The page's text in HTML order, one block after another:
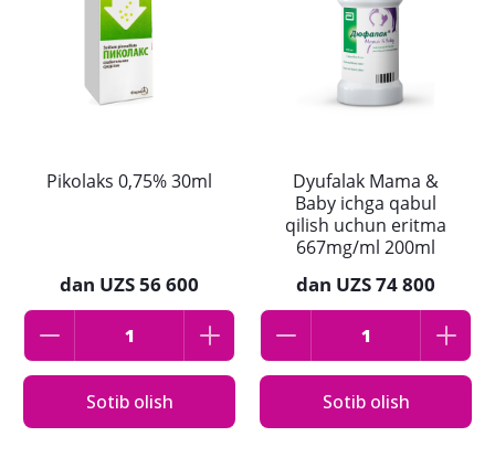
Pikolaks 0,75% 30ml
dan UZS 56 600
Sotib olish
Dyufalak Mama &
Baby ichga qabul
qilish uchun eritma
667mg/ml 200ml
dan UZS 74 800
Sotib olish